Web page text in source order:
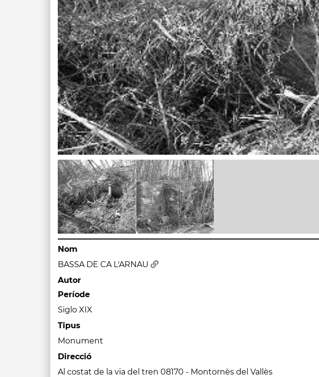
Nom
BASSA DE CA L'ARNAU
Autor
Període
Siglo XIX
Tipus
Monument
Direcció
Al costat de la via del tren 08170 - Montornès del Vallès